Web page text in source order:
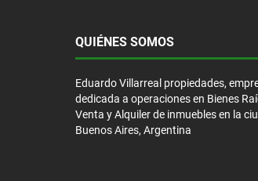
QUIÉNES SOMOS
Eduardo Villarreal propiedades,
dedicada a operaciones en Bienes
Venta y Alquiler de inmuebles en la
Buenos Aires, Argentina